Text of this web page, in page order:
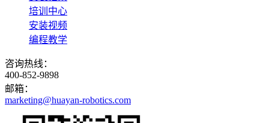
培训中心
安装视频
编程教学
咨询热线：
400-852-9898
邮箱：
marketing@huayan-robotics.com